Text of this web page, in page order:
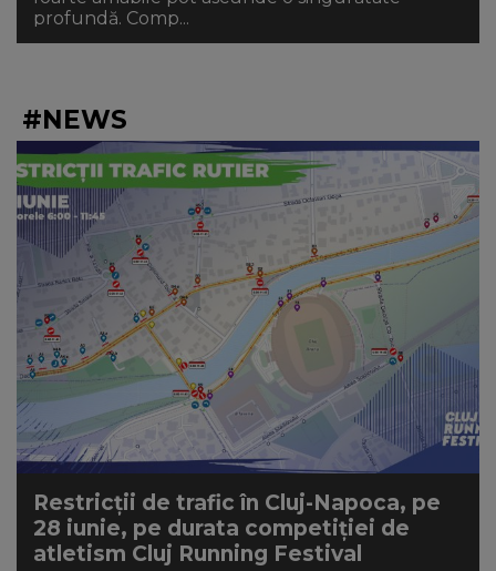
profundă. Comp...
#NEWS
Restricții de trafic în Cluj-Napoca, pe
28 iunie, pe durata competiției de
atletism Cluj Running Festival